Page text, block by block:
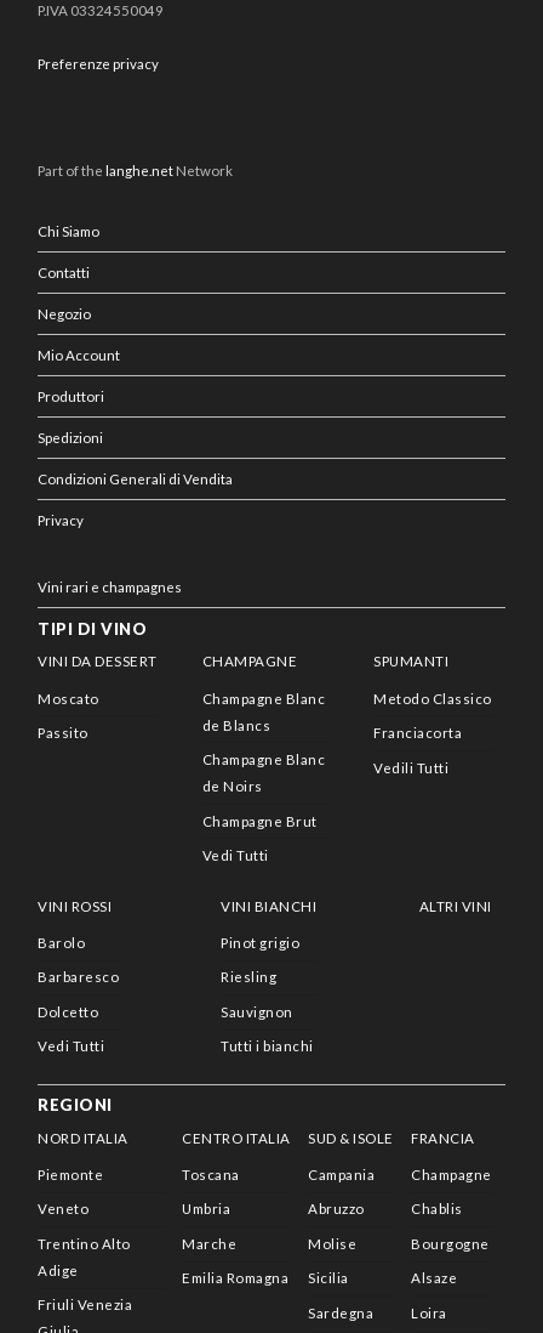
P.IVA 03324550049
Preferenze privacy
Part of thelanghe.net Network
Chi Siamo
Contatti
Negozio
Mio Account
Produttori
Spedizioni
Condizioni Generali di Vendita
Privacy
Vini rari e champagnes
TIPI DI VINO
VINI DA DESSERT
Moscato
Passito
CHAMPAGNE
Champagne Blanc
de Blancs
Champagne Blanc
de Noirs
Champagne Brut
Vedi Tutti
SPUMANTI
Metodo Classico
Franciacorta
Vedili Tutti
VINI ROSSI
Barolo
Barbaresco
Dolcetto
Vedi Tutti
VINI BIANCHI
Pinot grigio
Riesling
Sauvignon
Tutti i bianchi
ALTRI VINI
REGIONI
NORD ITALIA
Piemonte
Veneto
Trentino Alto
Adige
Friuli Venezia
CENTRO ITALIA
Toscana
Umbria
Marche
Emilia Romagna
SUD & ISOLE
Campania
Abruzzo
Molise
Sicilia
Sardegna
FRANCIA
Champagne
Chablis
Bourgogne
Alsaze
Loira